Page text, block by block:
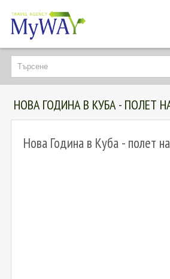
НАЙ-ТЪРСЕНИ
ДЕСТИНАЦИИ
ЕКЗОТИЧНИ ПОЧИВКИ
КРУИЗИ
НОВА ГОДИНА В КУБА - ПОЛЕТ
Нова Година в Куба - полет